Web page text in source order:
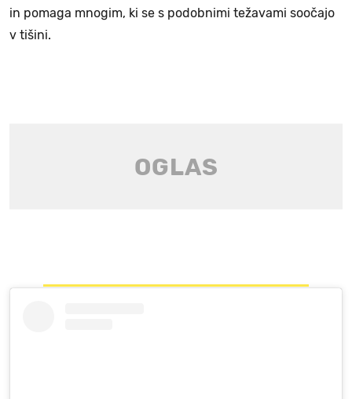
in pomaga mnogim, ki se s podobnimi težavami soočajo
v tišini.